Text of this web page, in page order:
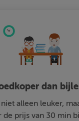
dan
alleen leuker,
de prijs van 30 min